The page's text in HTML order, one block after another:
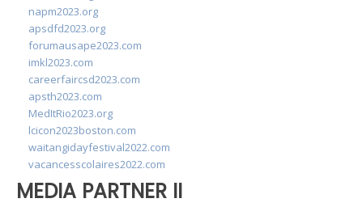
napm2023.org
apsdfd2023.org
forumausape2023.com
imkl2023.com
careerfaircsd2023.com
apsth2023.com
MedItRio2023.org
lcicon2023boston.com
waitangidayfestival2022.com
vacancesscolaires2022.com
MEDIA PARTNER II